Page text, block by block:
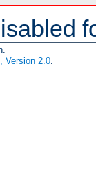
Version 2.0.